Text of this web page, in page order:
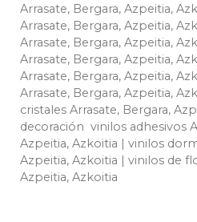
Arrasate, Bergara, Azpeitia,
Arrasate, Bergara, Azpeitia,
Arrasate, Bergara, Azpeitia,
Arrasate, Bergara, Azpeitia,
Arrasate, Bergara, Azpeitia,
Arrasate, Bergara, Azpeitia,
cristales Arrasate, Bergara,
decoración vinilos adhesivos
Azpeitia, Azkoitia | vinilos
Azpeitia, Azkoitia | vinilos de
Azpeitia, Azkoitia